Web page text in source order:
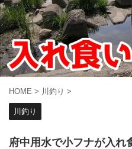
HOME > 川釣り >
川釣り
府中用水で小フナが入れ